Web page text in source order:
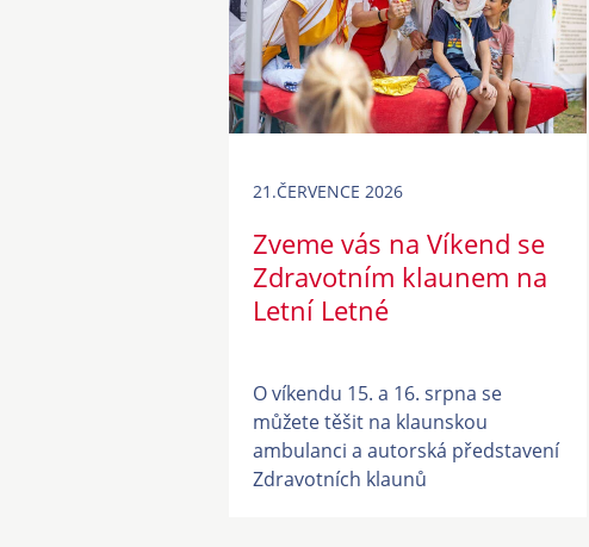
21.ČERVENCE 2026
Zveme vás na Víkend se
Zdravotním klaunem na
Letní Letné
O víkendu 15. a 16. srpna se
můžete těšit na klaunskou
ambulanci a autorská představení
Zdravotních klaunů